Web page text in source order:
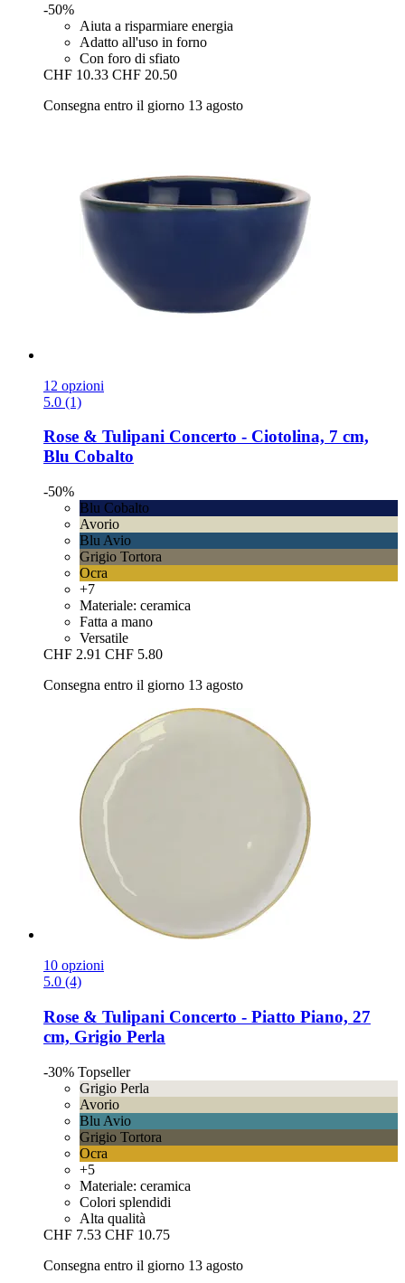
-50%
Aiuta a risparmiare energia
Adatto all'uso in forno
Con foro di sfiato
CHF 10.33 CHF 20.50
Consegna entro il giorno 13 agosto
12 opzioni
5.0 (1)
Rose & Tulipani Concerto -​ Ciotolina, 7 cm,
Blu Cobalto
-50%
Blu Cobalto
Avorio
Blu Avio
Grigio Tortora
Ocra
+7
Materiale: ceramica
Fatta a mano
Versatile
CHF 2.91 CHF 5.80
Consegna entro il giorno 13 agosto
10 opzioni
5.0 (4)
Rose & Tulipani Concerto -​ Piatto Piano, 27
cm, Grigio Perla
-30% Topseller
Grigio Perla
Avorio
Blu Avio
Grigio Tortora
Ocra
+5
Materiale: ceramica
Colori splendidi
Alta qualità
CHF 7.53 CHF 10.75
Consegna entro il giorno 13 agosto